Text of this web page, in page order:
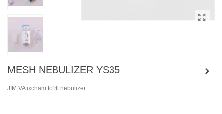
MESH NEBULIZER YS35
JIM VA ixcham toʻrli nebulizer